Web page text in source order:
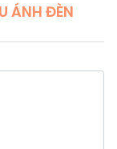
ÁNH ĐÈN